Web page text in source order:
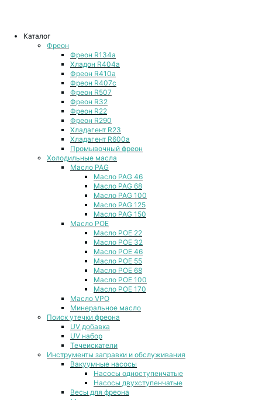
Каталог
Фреон
Фреон R134a
Хладон R404a
Фреон R410a
Фреон R407с
Фреон R507
Фреон R32
Фреон R22
Фреон R290
Хладагент R23
Хладагент R600a
Промывочный фреон
Холодильные масла
Масло PAG
Масло PAG 46
Масло PAG 68
Масло PAG 100
Масло PAG 125
Масло PAG 150
Масло POE
Масло POE 22
Масло POE 32
Масло POE 46
Масло POE 55
Масло POE 68
Масло POE 100
Масло POE 170
Масло VPO
Минеральное масло
Поиск утечки фреона
UV добавка
UV набор
Течеискатели
Инструменты заправки и обслуживания
Вакуумные насосы
Насосы одноступенчатые
Насосы двухступенчатые
Весы для фреона